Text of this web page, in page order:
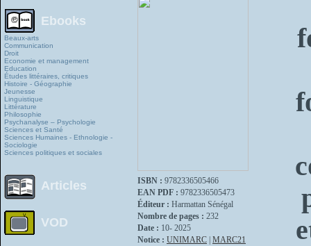
Ebooks
Beaux-arts
Communication
Droit
Economie et management
Education
Études littéraires, critiques
Histoire - Géographie
Jeunesse
Linguistique
Littérature
Philosophie
Psychanalyse – Psychologie
Sciences et Santé
Sciences Humaines - Ethnologie -
Sociologie
Sciences politiques et sociales
Articles
VOD
ISBN : 9782336505466
EAN PDF : 9782336505473
Éditeur : Harmattan Sénégal
Nombre de pages : 232
Date : 10- 2025
Notice : UNIMARC MARC21